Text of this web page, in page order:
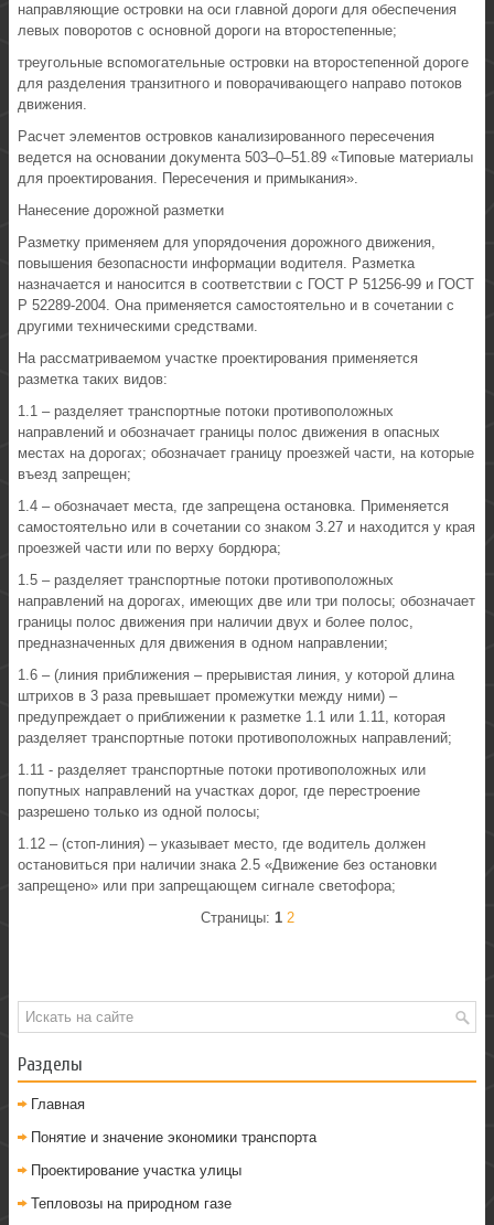
направляющие островки на оси главной дороги для обеспечения
левых поворотов с основной дороги на второстепенные;
треугольные вспомогательные островки на второстепенной дороге
для разделения транзитного и поворачивающего направо потоков
движения.
Расчет элементов островков канализированного пересечения
ведется на основании документа 503–0–51.89 «Типовые материалы
для проектирования. Пересечения и примыкания».
Нанесение дорожной разметки
Разметку применяем для упорядочения дорожного движения,
повышения безопасности информации водителя. Разметка
назначается и наносится в соответствии с ГОСТ Р 51256-99 и ГОСТ
Р 52289-2004. Она применяется самостоятельно и в сочетании с
другими техническими средствами.
На рассматриваемом участке проектирования применяется
разметка таких видов:
1.1 – разделяет транспортные потоки противоположных
направлений и обозначает границы полос движения в опасных
местах на дорогах; обозначает границу проезжей части, на которые
въезд запрещен;
1.4 – обозначает места, где запрещена остановка. Применяется
самостоятельно или в сочетании со знаком 3.27 и находится у края
проезжей части или по верху бордюра;
1.5 – разделяет транспортные потоки противоположных
направлений на дорогах, имеющих две или три полосы; обозначает
границы полос движения при наличии двух и более полос,
предназначенных для движения в одном направлении;
1.6 – (линия приближения – прерывистая линия, у которой длина
штрихов в 3 раза превышает промежутки между ними) –
предупреждает о приближении к разметке 1.1 или 1.11, которая
разделяет транспортные потоки противоположных направлений;
1.11 - разделяет транспортные потоки противоположных или
попутных направлений на участках дорог, где перестроение
разрешено только из одной полосы;
1.12 – (стоп-линия) – указывает место, где водитель должен
остановиться при наличии знака 2.5 «Движение без остановки
запрещено» или при запрещающем сигнале светофора;
Страницы: 1 2
Разделы
Главная
Понятие и значение экономики транспорта
Проектирование участка улицы
Тепловозы на природном газе